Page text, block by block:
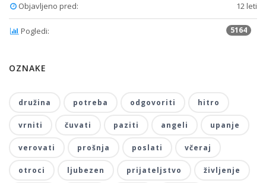
Objavljeno pred: 12 leti
Pogledi: 5164
OZNAKE
družina potreba odgovoriti hitro
vrniti čuvati paziti angeli upanje
verovati prošnja poslati včeraj
otroci ljubezen prijateljstvo življenje